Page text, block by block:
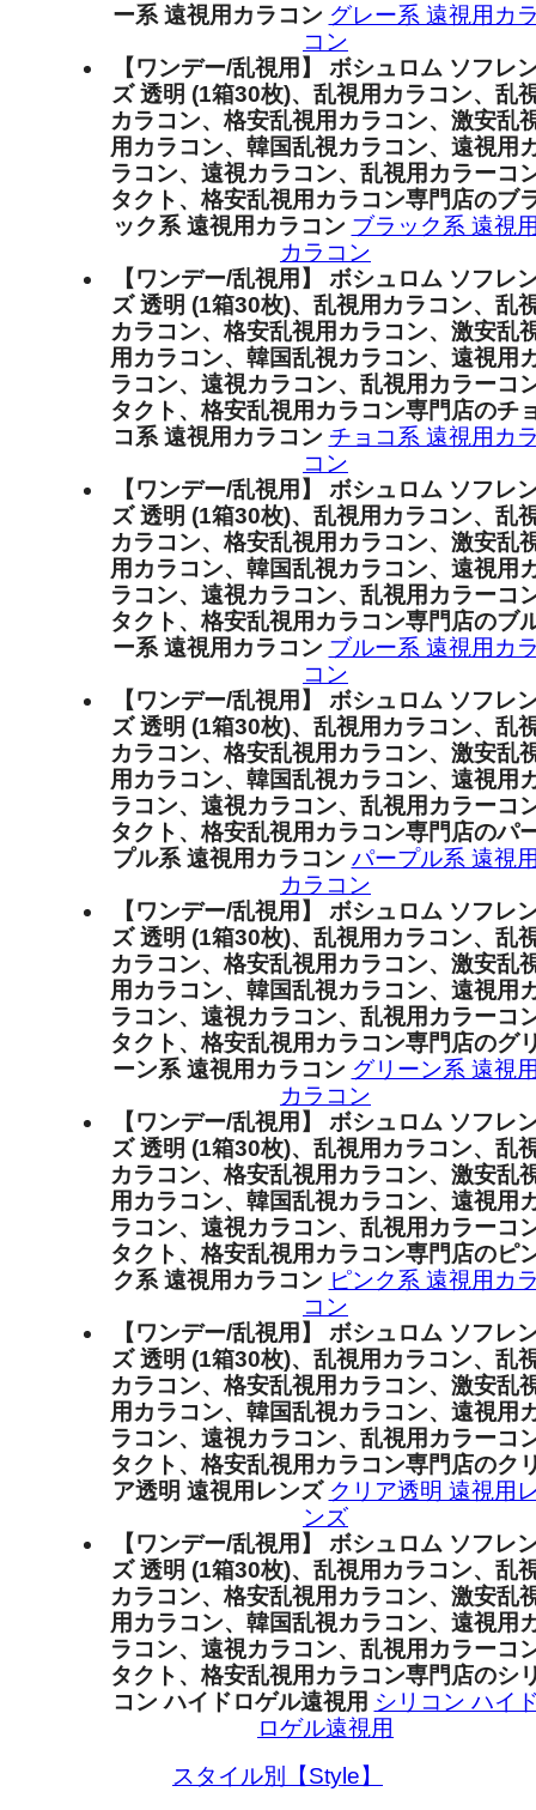
ー系 遠視用カラコン グレー系 遠視用カ
コン
【ワンデー/乱視用】 ボシュロム ソフレ
ズ 透明 (1箱30枚)、乱視用カラコン、乱
カラコン、格安乱視用カラコン、激安乱
用カラコン、韓国乱視カラコン、遠視用
ラコン、遠視カラコン、乱視用カラーコ
タクト、格安乱視用カラコン専門店のブ
ック系 遠視用カラコン ブラック系 遠視
カラコン
【ワンデー/乱視用】 ボシュロム ソフレ
ズ 透明 (1箱30枚)、乱視用カラコン、乱
カラコン、格安乱視用カラコン、激安乱
用カラコン、韓国乱視カラコン、遠視用
ラコン、遠視カラコン、乱視用カラーコ
タクト、格安乱視用カラコン専門店のチ
コ系 遠視用カラコン チョコ系 遠視用カ
コン
【ワンデー/乱視用】 ボシュロム ソフレ
ズ 透明 (1箱30枚)、乱視用カラコン、乱
カラコン、格安乱視用カラコン、激安乱
用カラコン、韓国乱視カラコン、遠視用
ラコン、遠視カラコン、乱視用カラーコ
タクト、格安乱視用カラコン専門店のブ
ー系 遠視用カラコン ブルー系 遠視用カ
コン
【ワンデー/乱視用】 ボシュロム ソフレ
ズ 透明 (1箱30枚)、乱視用カラコン、乱
カラコン、格安乱視用カラコン、激安乱
用カラコン、韓国乱視カラコン、遠視用
ラコン、遠視カラコン、乱視用カラーコ
タクト、格安乱視用カラコン専門店のパ
プル系 遠視用カラコン パープル系 遠視
カラコン
【ワンデー/乱視用】 ボシュロム ソフレ
ズ 透明 (1箱30枚)、乱視用カラコン、乱
カラコン、格安乱視用カラコン、激安乱
用カラコン、韓国乱視カラコン、遠視用
ラコン、遠視カラコン、乱視用カラーコ
タクト、格安乱視用カラコン専門店のグ
ーン系 遠視用カラコン グリーン系 遠視
カラコン
【ワンデー/乱視用】 ボシュロム ソフレ
ズ 透明 (1箱30枚)、乱視用カラコン、乱
カラコン、格安乱視用カラコン、激安乱
用カラコン、韓国乱視カラコン、遠視用
ラコン、遠視カラコン、乱視用カラーコ
タクト、格安乱視用カラコン専門店のピ
ク系 遠視用カラコン ピンク系 遠視用カ
コン
【ワンデー/乱視用】 ボシュロム ソフレ
ズ 透明 (1箱30枚)、乱視用カラコン、乱
カラコン、格安乱視用カラコン、激安乱
用カラコン、韓国乱視カラコン、遠視用
ラコン、遠視カラコン、乱視用カラーコ
タクト、格安乱視用カラコン専門店のク
ア透明 遠視用レンズ クリア透明 遠視用
ンズ
【ワンデー/乱視用】 ボシュロム ソフレ
ズ 透明 (1箱30枚)、乱視用カラコン、乱
カラコン、格安乱視用カラコン、激安乱
用カラコン、韓国乱視カラコン、遠視用
ラコン、遠視カラコン、乱視用カラーコ
タクト、格安乱視用カラコン専門店のシ
コン ハイドロゲル遠視用 シリコン ハイ
ロゲル遠視用
スタイル別【Style】